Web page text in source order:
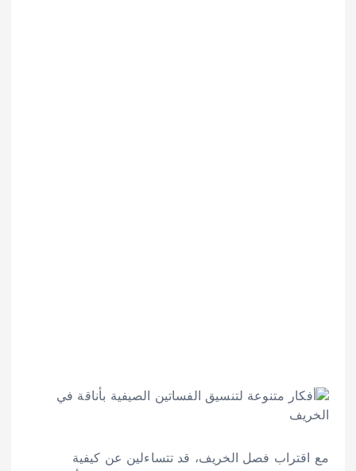
مع اقتراب فصل الخريف، قد تتساءلين عن كيفية